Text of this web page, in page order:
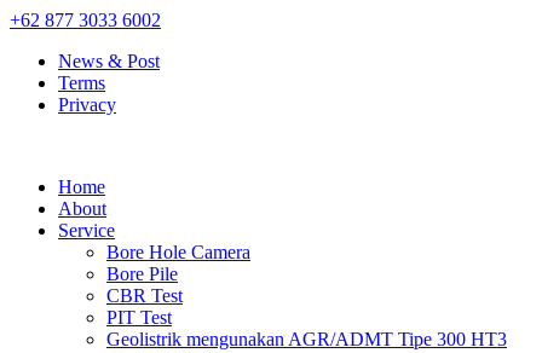
+62 877 3033 6002
News & Post
Terms
Privacy
Home
About
Service
Bore Hole Camera
Bore Pile
CBR Test
PIT Test
Geolistrik mengunakan AGR/ADMT Tipe 300 HT3